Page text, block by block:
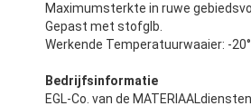
Maximumsterkte in ruwe
Gepast met stofglb.
Werkende Temperatuurwaaier: -
Bedrijfsinformatie
EGL-Co. van de